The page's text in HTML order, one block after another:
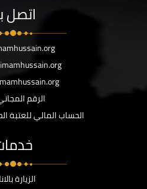
اتصل
الرقم
الحساب المالي للعتبة
الزيارة